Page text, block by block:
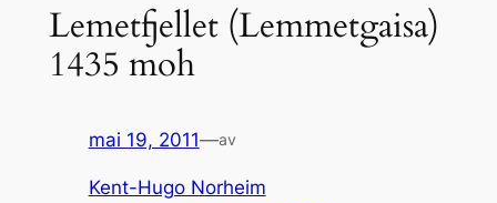
Lemetfjellet (Lemmetgaisa)
1435 moh
mai 19, 2011—av
Kent-Hugo Norheim